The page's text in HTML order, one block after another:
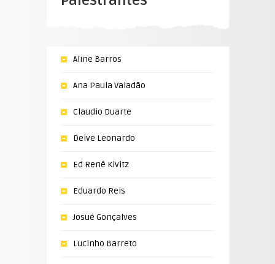
Aline Barros
Ana Paula Valadão
Claudio Duarte
Deive Leonardo
Ed René Kivitz
Eduardo Reis
Josué Gonçalves
Lucinho Barreto